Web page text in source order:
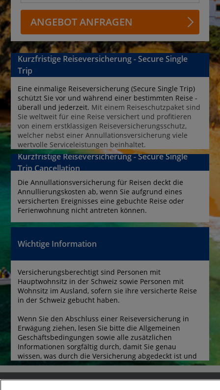
ANGEBOT ANFRAGEN
Kurzfristige Reiseversicherung - Secure Single
Trip
Eine einmalige Reiseversicherung (Secure Single Trip)
schützt Sie vor und während einer bestimmten Reise -
überall und jederzeit. Mit einem Reiseschutzpaket sind
Sie weltweit für eine Reise versichert und profitieren
von einem erstklassigen Reiseversicherungsschutz,
welcher nebst einer Annullationsversicherung viele
wertvolle Serviceleistungen beinhaltet.
Kurzfristige Reiseversicherung - Secure Single
Trip Cancellation
Die Annullationsversicherung für Reisen deckt die
Annullierungskosten ab, wenn Sie aufgrund eines
versicherten Ereignisses eine gebuchte Reise oder
Ferienwohnung nicht antreten können.
Wichtige Information
Versicherungsberechtigt sind Personen mit
Hauptwohnsitz in der Schweiz sowie Personen mit
Wohnsitz im Ausland, sofern sie ihre versicherte Reise
in der Schweiz gebucht haben.
Wenn Sie den Abschluss einer Reiseversicherung in
Erwägung ziehen, lesen Sie bitte die Allgemeinen
Geschäftsbedingungen sowie alle zusätzlichen
Informationen sorgfältig durch, damit Sie genau
wissen, was durch die Versicherung abgedeckt ist und
was nicht.
Kontakt